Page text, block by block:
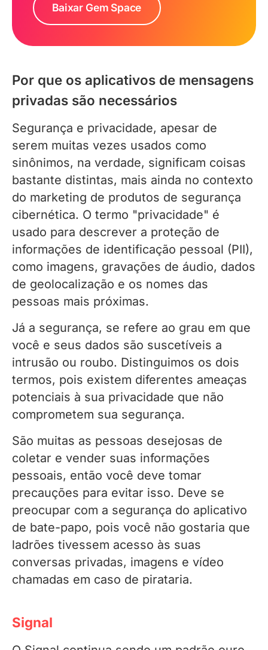
Baixar Gem Space
Por que os aplicativos de mensagens
privadas são necessários
Segurança e privacidade, apesar de
serem muitas vezes usados como
sinônimos, na verdade, significam coisas
bastante distintas, mais ainda no contexto
do marketing de produtos de segurança
cibernética. O termo "privacidade" é
usado para descrever a proteção de
informações de identificação pessoal (PII),
como imagens, gravações de áudio, dados
de geolocalização e os nomes das
pessoas mais próximas.
Já a segurança, se refere ao grau em que
você e seus dados são suscetíveis a
intrusão ou roubo. Distinguimos os dois
termos, pois existem diferentes ameaças
potenciais à sua privacidade que não
comprometem sua segurança.
São muitas as pessoas desejosas de
coletar e vender suas informações
pessoais, então você deve tomar
precauções para evitar isso. Deve se
preocupar com a segurança do aplicativo
de bate-papo, pois você não gostaria que
ladrões tivessem acesso às suas
conversas privadas, imagens e vídeo
chamadas em caso de pirataria.
Signal